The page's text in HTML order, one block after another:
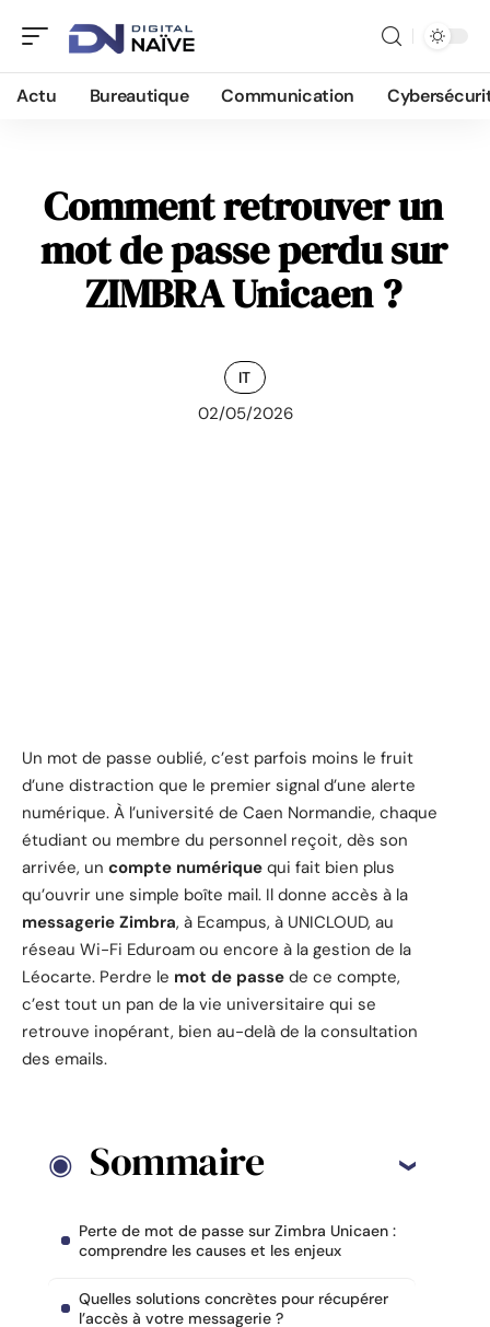
Actu Bureautique Communication
Comment retrouver un
mot de passe perdu sur
ZIMBRA Unicaen ?
IT
02/05/2026
Un mot de passe oublié, c’est parfois moins le fruit
d’une distraction que le premier signal d’une alerte
numérique. À l’université de Caen Normandie, chaque
étudiant ou membre du personnel reçoit, dès son
arrivée, un compte numérique qui fait bien plus
qu’ouvrir une simple boîte mail. Il donne accès à la
messagerie Zimbra, à Ecampus, à UNICLOUD, au
réseau Wi-Fi Eduroam ou encore à la gestion de la
Léocarte. Perdre le mot de passe de ce compte,
c’est tout un pan de la vie universitaire qui se
retrouve inopérant, bien au-delà de la consultation
des emails.
Sommaire
Perte de mot de passe sur Zimbra Unicaen :
comprendre les causes et les enjeux
Quelles solutions concrètes pour récupérer
l’accès à votre messagerie ?